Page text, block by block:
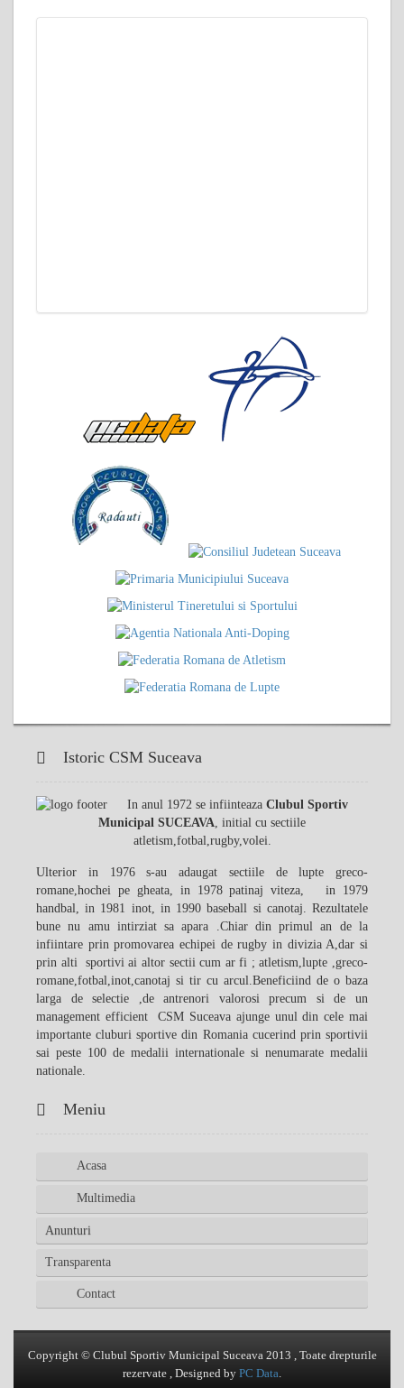
Istoric CSM Suceava
In anul 1972 se infiinteaza Clubul Sportiv
Municipal SUCEAVA , initial cu sectiile
atletism,fotbal,rugby,volei.
Ulterior in 1976 s-au adaugat sectiile de lupte greco-
romane,hochei pe gheata, in 1978 patinaj viteza, in 1979
handbal, in 1981 inot, in 1990 baseball si canotaj. Rezultatele
bune nu amu intirziat sa apara .Chiar din primul an de la
infiintare prin promovarea echipei de rugby in divizia A,dar si
prin alti sportivi ai altor sectii cum ar fi ; atletism,lupte ,greco-
romane,fotbal,inot,canotaj si tir cu arcul.Beneficiind de o baza
larga de selectie ,de antrenori valorosi precum si de un
management efficient CSM Suceava ajunge unul din cele mai
importante cluburi sportive din Romania cucerind prin sportivii
sai peste 100 de medalii internationale si nenumarate medalii
nationale.
Meniu
Acasa
Multimedia
Anunturi
Transparenta
Contact
Copyright © Clubul Sportiv Municipal Suceava 2013 , Toate drepturile
rezervate , Designed by PC Data.